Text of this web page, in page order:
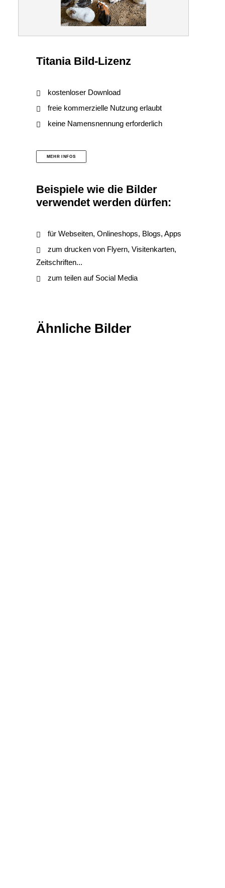
Titania Bild-Lizenz
kostenloser Download
freie kommerzielle Nutzung erlaubt
keine Namensnennung erforderlich
MEHR INFOS
Beispiele wie die Bilder
verwendet werden dürfen:
für Webseiten, Onlineshops, Blogs, Apps
zum drucken von Flyern, Visitenkarten,
Zeitschriften...
zum teilen auf Social Media
Ähnliche Bilder